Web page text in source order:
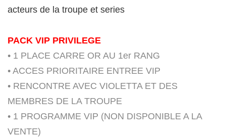
acteurs de la troupe et series
PACK VIP PRIVILEGE
• 1 PLACE CARRE OR AU 1er RANG
• ACCES PRIORITAIRE ENTREE VIP
• RENCONTRE AVEC VIOLETTA ET DES
MEMBRES DE LA TROUPE
• 1 PROGRAMME VIP (NON DISPONIBLE A LA
VENTE)